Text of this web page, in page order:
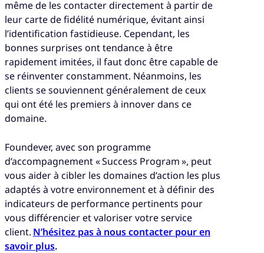
même de les contacter directement à partir de
leur carte de fidélité numérique, évitant ainsi
l’identification fastidieuse. Cependant, les
bonnes surprises ont tendance à être
rapidement imitées, il faut donc être capable de
se réinventer constamment. Néanmoins, les
clients se souviennent généralement de ceux
qui ont été les premiers à innover dans ce
domaine.
Foundever, avec son programme
d’accompagnement « Success Program », peut
vous aider à cibler les domaines d’action les plus
adaptés à votre environnement et à définir des
indicateurs de performance pertinents pour
vous différencier et valoriser votre service
client. N’hésitez pas à nous contacter pour en
savoir plus.